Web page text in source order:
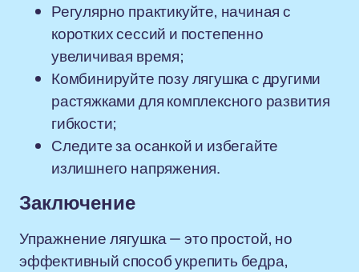
Регулярно практикуйте, начиная с
коротких сессий и постепенно
увеличивая время;
Комбинируйте позу лягушка с другими
растяжками для комплексного развития
гибкости;
Следите за осанкой и избегайте
излишнего напряжения.
Заключение
Упражнение лягушка — это простой, но
эффективный способ укрепить бедра,